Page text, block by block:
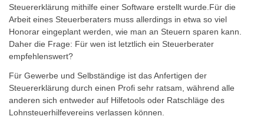
Steuererklärung mithilfe einer Software erstellt wurde.Für die
Arbeit eines Steuerberaters muss allerdings in etwa so viel
Honorar eingeplant werden, wie man an Steuern sparen kann.
Daher die Frage: Für wen ist letztlich ein Steuerberater
empfehlenswert?
Für Gewerbe und Selbständige ist das Anfertigen der
Steuererklärung durch einen Profi sehr ratsam, während alle
anderen sich entweder auf Hilfetools oder Ratschläge des
Lohnsteuerhilfevereins verlassen können.